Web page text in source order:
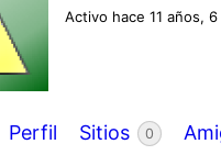
Activo hace 11 años,
Perfil Sitios 0